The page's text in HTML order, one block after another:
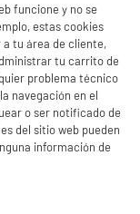
ELECTRO DEPOT
para:
de cookies.
se utilizarán cookies
oponerte a su uso
funcione y no se
estas cookies
tu área de cliente,
tu carrito de
problema técnico
navegación en el
o ser notificado de
del sitio web pueden
información de